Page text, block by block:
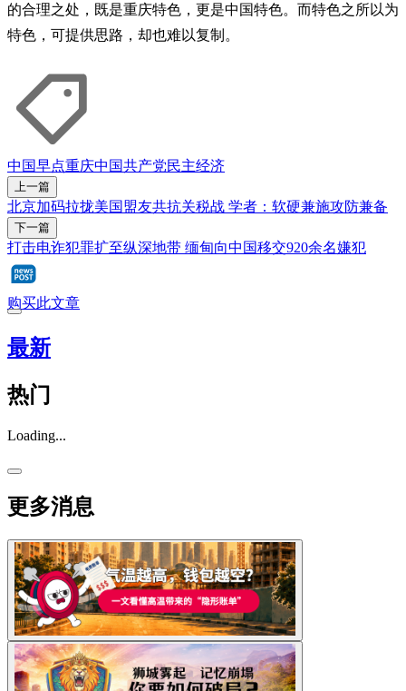
的合理之处，既是重庆特色，更是中国特色。而特色之所以为
特色，可提供思路，却也难以复制。
中国早点重庆中国共产党民主经济
上一篇
北京加码拉拢美国盟友共抗关税战 学者：软硬兼施攻防兼备
下一篇
打击电诈犯罪扩至纵深地带 缅甸向中国移交920余名嫌犯
购买此文章
最新
热门
Loading...
更多消息